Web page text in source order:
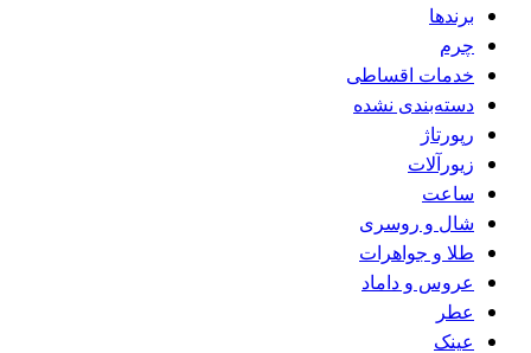
برندها
چرم
خدمات اقساطی
دسته‌بندی نشده
رپورتاژ
زیورآلات
ساعت
شال و روسری
طلا و جواهرات
عروس و داماد
عطر
عینک